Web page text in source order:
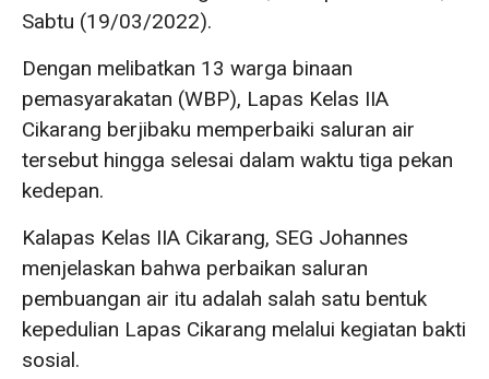
Sabtu (19/03/2022).
Dengan melibatkan 13 warga binaan
pemasyarakatan (WBP), Lapas Kelas IIA
Cikarang berjibaku memperbaiki saluran air
tersebut hingga selesai dalam waktu tiga pekan
kedepan.
Kalapas Kelas IIA Cikarang, SEG Johannes
menjelaskan bahwa perbaikan saluran
pembuangan air itu adalah salah satu bentuk
kepedulian Lapas Cikarang melalui kegiatan bakti
sosial.